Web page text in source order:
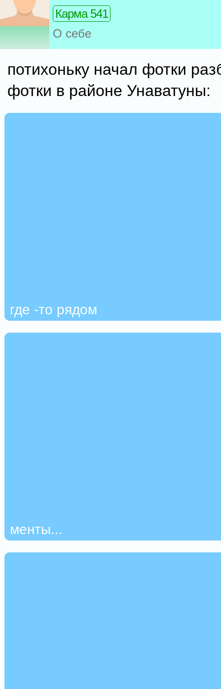
Карма 541
О себе
потихоньку начал фотки
фотки в районе Унаватуны:
где -то рядом
менты...